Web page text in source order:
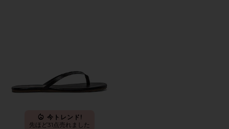
今トレンド!
先ほど31点売れました